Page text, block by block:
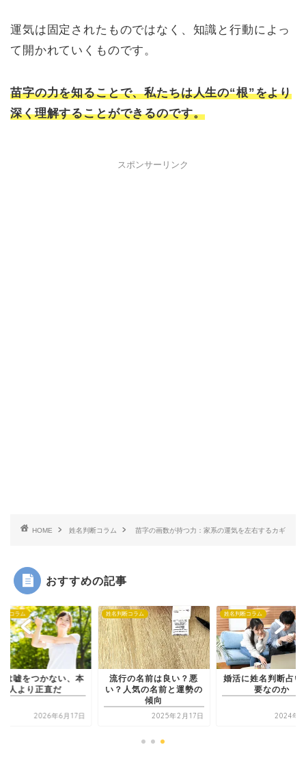
運気は固定されたものではなく、知識と行動によっ
て開かれていくものです。
苗字の力を知ることで、私たちは人生の“根”をより
深く理解することができるのです。
スポンサーリンク
HOME 姓名判断コラム 苗字の画数が持つ力：家系の運気を左右するカギ
おすすめの記事
断コラム
は嘘をつかない、本
人より正直だ
2026年6月17日
姓名判断コラム
流行の名前は良い？悪
い？人気の名前と運勢の
傾向
2025年2月17日
姓名判断コラム
婚活に姓名判断占い
要なのか
2024年5